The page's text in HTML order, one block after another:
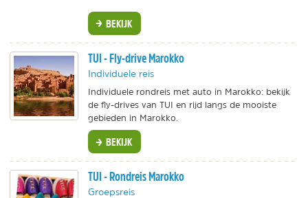
BEKIJK
TUI - Fly-drive Marokko
Individuele reis
Individuele rondreis met auto in Marokko: bekijk
de fly-drives van TUI en rijd langs de mooiste
gebieden in Marokko.
BEKIJK
TUI - Rondreis Marokko
Groepsreis